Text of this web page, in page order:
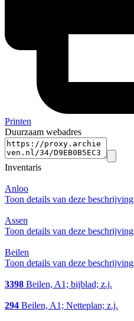
Printen
Duurzaam webadres
Inventaris
Anloo
Toon details van deze beschrijving
Assen
Toon details van deze beschrijving
Beilen
Toon details van deze beschrijving
3398 Beilen, A1; bijblad; z.j.
294 Beilen, A1; Netteplan; z.j.